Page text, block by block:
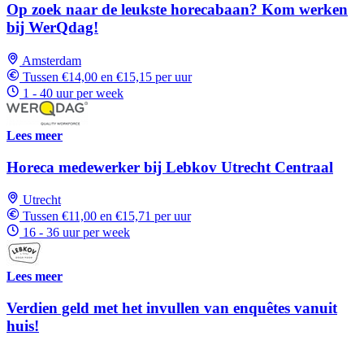
Op zoek naar de leukste horecabaan? Kom werken
bij WerQdag!
Amsterdam
Tussen €14,00 en €15,15 per uur
1 - 40 uur per week
Lees meer
Horeca medewerker bij Lebkov Utrecht Centraal
Utrecht
Tussen €11,00 en €15,71 per uur
16 - 36 uur per week
Lees meer
Verdien geld met het invullen van enquêtes vanuit
huis!